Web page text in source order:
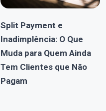
Split Payment e
Inadimplência: O Que
Muda para Quem Ainda
Tem Clientes que Não
Pagam